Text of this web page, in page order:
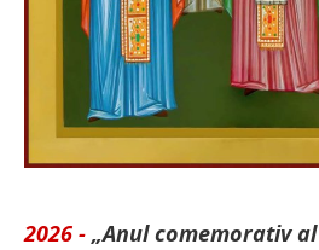
2026 - „Anul comemorativ